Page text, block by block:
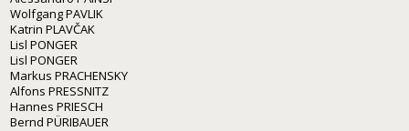
Wolfgang PAVLIK
Katrin PLAVČAK
Lisl PONGER
Lisl PONGER
Markus PRACHENSKY
Alfons PRESSNITZ
Hannes PRIESCH
Bernd PÜRIBAUER